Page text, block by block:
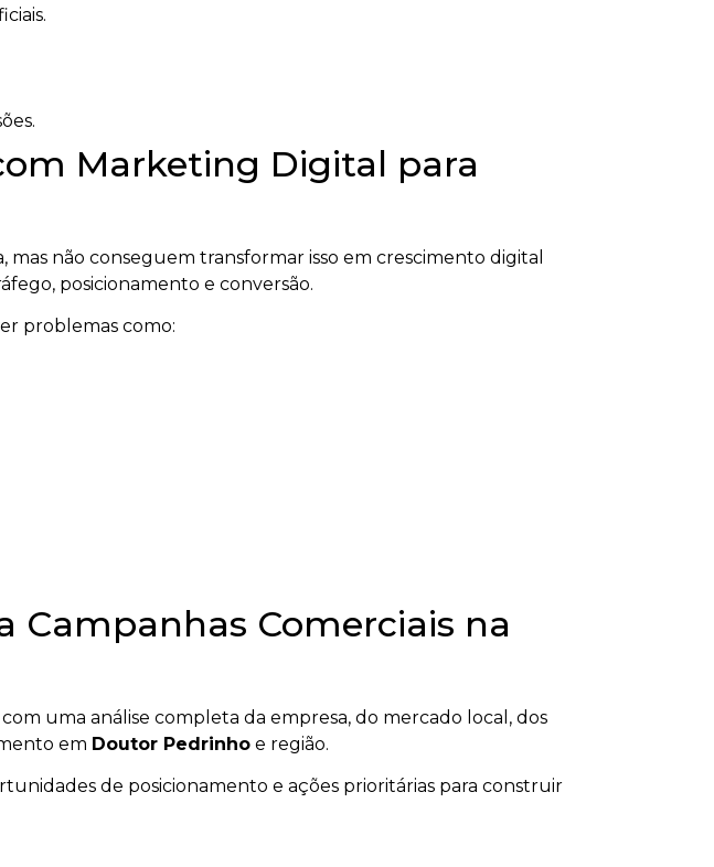
Marketing Digital para
não conseguem transformar isso em crescimento digital
posicionamento e conversão.
problemas como:
Campanhas Comerciais na
uma análise completa da empresa, do mercado local, dos
em Doutor Pedrinho e região.
de posicionamento e ações prioritárias para construir